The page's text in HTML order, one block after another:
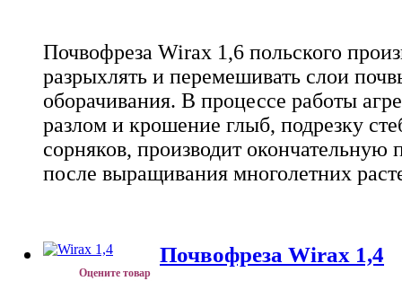
Почвофреза Wirax 1,6 польского
разрыхлять и перемешивать слои
оборачивания. В процессе работы
разлом и крошение глыб, подрезку
сорняков, производит окончательную
после выращивания многолетних
Оцените товар
Почвофреза Wirax 1,4